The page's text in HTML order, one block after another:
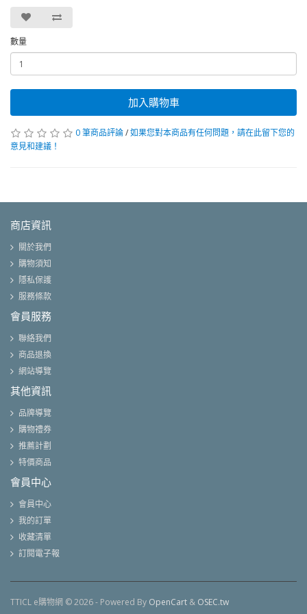
數量
加入購物車
0 筆商品評論/如果您對本商品有任何問題，請在此留下您的
意見和建議！
商店資訊
關於我們
購物須知
隱私保護
服務條款
會員服務
聯絡我們
商品退換
網站導覽
其他資訊
品牌導覽
購物禮券
推薦計劃
特價商品
會員中心
會員中心
我的訂單
收藏清單
訂閱電子報
TTICL e購物網 © 2026 - Powered By OpenCart & OSEC.tw